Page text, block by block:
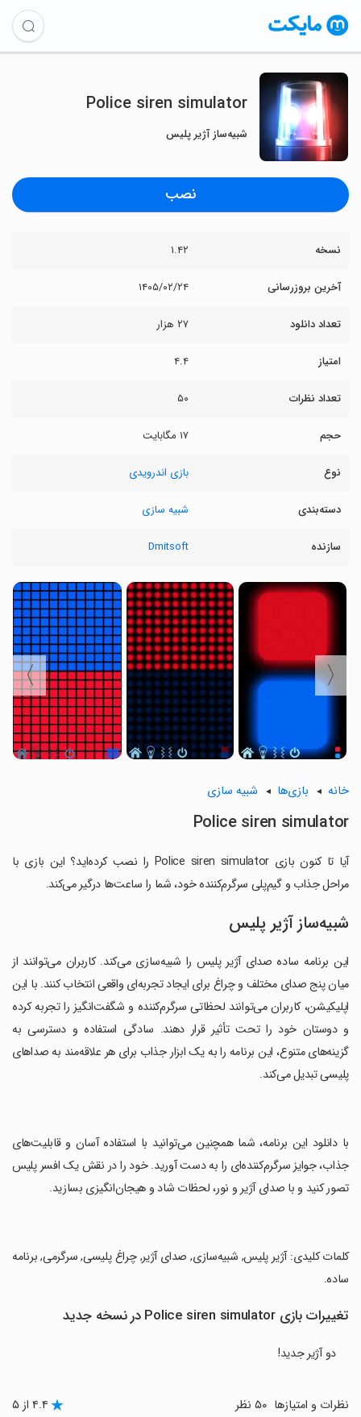
Police siren simulator
شبیه‌ساز آژیر پلیس
نصب
نسخه ۱.۴۲
آخرین بروزرسانی ۱۴۰۵/۰۲/۲۴
تعداد دانلود ۲۷ هزار
امتیاز ۴.۴
تعداد نظرات ۵۰
حجم ۱۷ مگابایت
نوع بازی اندرویدی
دسته‌بندی شبیه سازی
سازنده Dmitsoft
〈
〉
خانه بازی‌ها شبیه سازی
Police siren simulator
آیا تا کنون بازی Police siren simulator را نصب کرده‌اید؟ این بازی با
مراحل جذاب و گیم‌پلی سرگرم‌کننده خود، شما را ساعت‌ها درگیر می‌کند.
شبیه‌ساز آژیر پلیس
این برنامه ساده صدای آژیر پلیس را شبیه‌سازی می‌کند. کاربران می‌توانند از
میان پنج صدای مختلف و چراغ برای ایجاد تجربه‌ای واقعی انتخاب کنند. با این
اپلیکیشن، کاربران می‌توانند لحظاتی سرگرم‌کننده و شگفت‌انگیز را تجربه کرده
و دوستان خود را تحت تأثیر قرار دهند. سادگی استفاده و دسترسی به
گزینه‌های متنوع، این برنامه را به یک ابزار جذاب برای هر علاقه‌مند به صداهای
پلیسی تبدیل می‌کند.
‏با دانلود این برنامه، شما همچنین می‌توانید با استفاده آسان و قابلیت‌های
جذاب، جوایز سرگرم‌کننده‌ای را به دست آورید. خود را در نقش یک افسر پلیس
تصور کنید و با صدای آژیر و نور، لحظات شاد و هیجان‌انگیزی بسازید.
‏کلمات کلیدی: آژیر پلیس, شبیه‌سازی, صدای آژیر, چراغ پلیسی, سرگرمی, برنامه
ساده.
تغییرات بازی Police siren simulator در نسخه جدید
دو آژیر جدید!
نظرات و امتیازها ۴.۴ از ۵